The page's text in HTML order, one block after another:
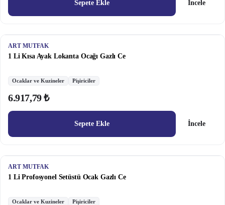
Sepete Ekle İncele
ART MUTFAK
1 Li Kısa Ayak Lokanta Ocağı Gazlı Ce
Ocaklar ve Kuzineler Pişiriciler
6.917,79 ₺
Sepete Ekle İncele
ART MUTFAK
1 Li Profosyonel Setüstü Ocak Gazlı Ce
Ocaklar ve Kuzineler Pişiriciler